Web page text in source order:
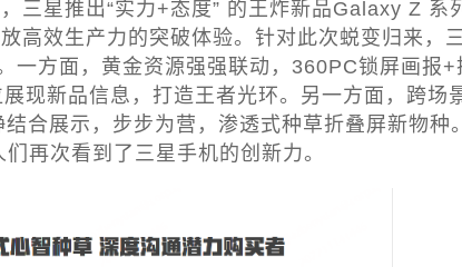
星推出“实力+态度” 的王炸新品Galaxy Z 系
高效生产力的突破体验。针对此次蜕变归来，
一方面，黄金资源强强联动，360PC锁屏画报+
现新品信息，打造王者光环。另一方面，跨场
合展示，步步为营，渗透式种草折叠屏新物种
再次看到了三星手机的创新力。